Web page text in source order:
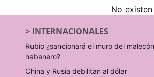
No
> INTERNACIONALES
Rubio ¿sancionará el muro del malecón
habanero?
China y Rusia debilitan al dólar